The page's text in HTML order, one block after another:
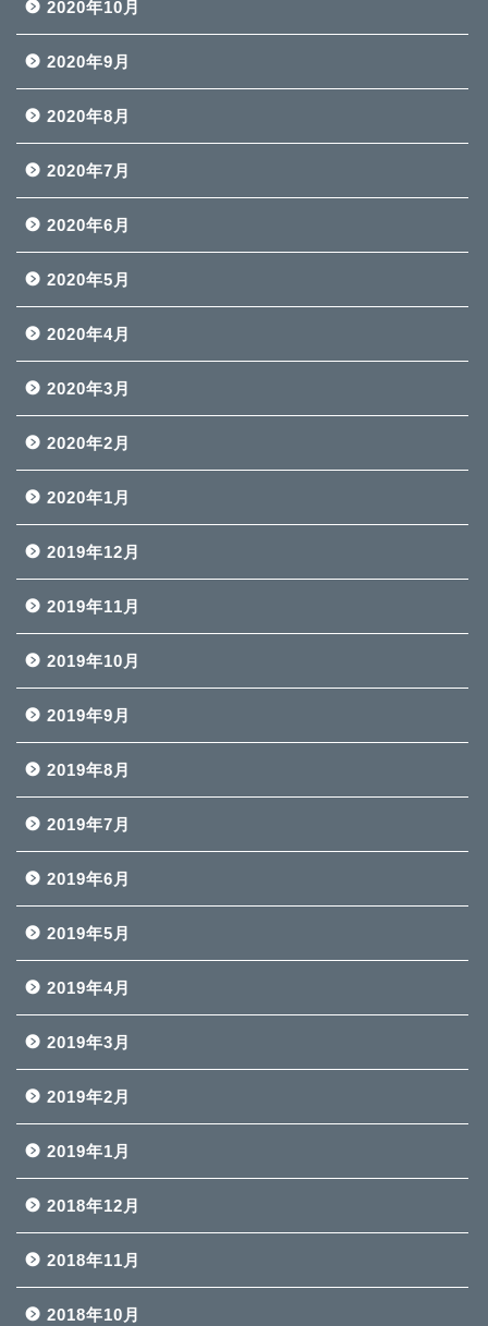
2020年10月
2020年9月
2020年8月
2020年7月
2020年6月
2020年5月
2020年4月
2020年3月
2020年2月
2020年1月
2019年12月
2019年11月
2019年10月
2019年9月
2019年8月
2019年7月
2019年6月
2019年5月
2019年4月
2019年3月
2019年2月
2019年1月
2018年12月
2018年11月
2018年10月